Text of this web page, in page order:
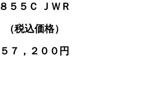
８５５Ｃ ＪＷＲ
（税込価格）
５７，２００円